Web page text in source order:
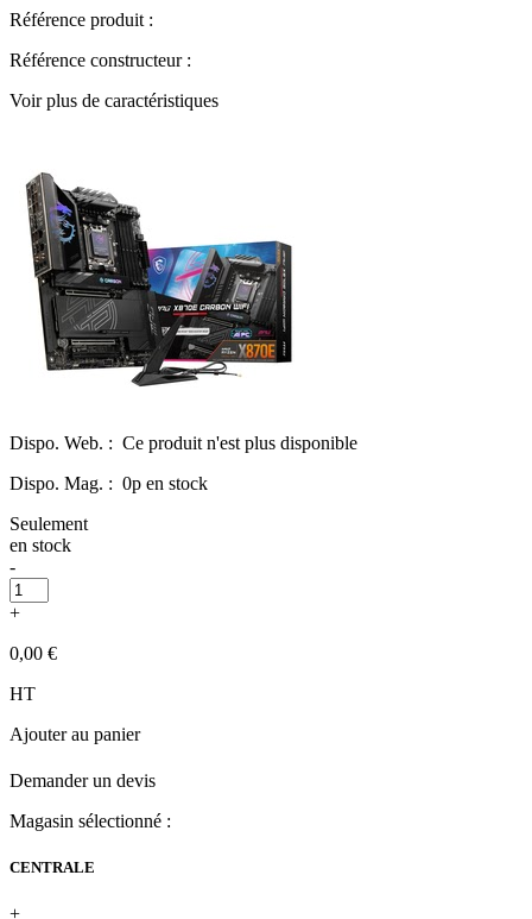
Référence produit :
Référence constructeur :
Voir plus de caractéristiques
Dispo. Web. : Ce produit n'est plus disponible
Dispo. Mag. : 0p en stock
Seulement
en stock
-
+
0,00 €
HT
Ajouter au panier
Demander un devis
Magasin sélectionné :
CENTRALE
+